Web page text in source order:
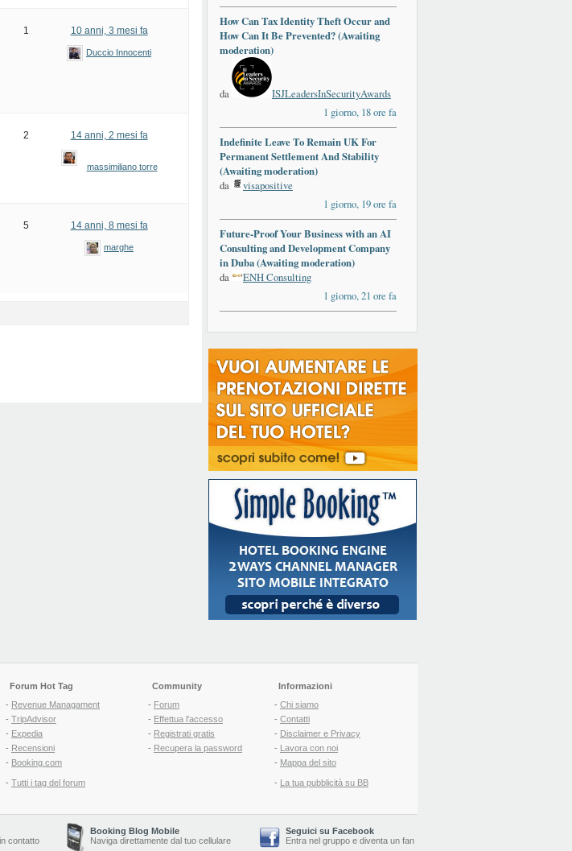
1 10 anni, 3 mesi fa
Duccio Innocenti
2 14 anni, 2 mesi fa
massimiliano torre
5 14 anni, 8 mesi fa
marghe
How Can Tax Identity Theft Occur and
How Can It Be Prevented? (Awaiting
moderation)
da
ISJLeadersInSecurityAwards
1 giorno, 18 ore fa
Indefinite Leave To Remain UK For
Permanent Settlement And Stability
(Awaiting moderation)
da
visapositive
1 giorno, 19 ore fa
Future-Proof Your Business with an AI
Consulting and Development Company
in Duba (Awaiting moderation)
da
ENH Consulting
1 giorno, 21 ore fa
Forum Hot Tag
- Revenue Managament
- TripAdvisor
- Expedia
- Recensioni
- Booking.com
- Tutti i tag del forum
Community
- Forum
- Effettua l'accesso
- Registrati gratis
- Recupera la password
Informazioni
- Chi siamo
- Contatti
- Disclaimer e Privacy
- Lavora con noi
- Mappa del sito
- La tua pubblicità su BB
contatto
Booking Blog Mobile
Naviga direttamente dal tuo cellulare
Seguici su Facebook
Entra nel gruppo e diventa un fan